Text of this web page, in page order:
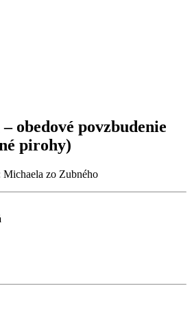
obedové povzbudenie
pirohy)
Michaela zo Zubného